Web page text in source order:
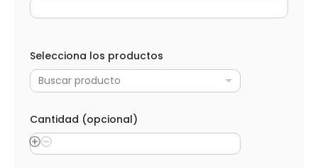
Selecciona los productos
Buscar producto
Cantidad (opcional)